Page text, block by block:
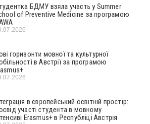
БДМУ взяла участь у Summer
of Preventive Medicine за програмою
горизонти мовної та культурної
в Австрії за програмою
в європейський освітній простір:
участі студента в мовному
Erasmus+ в Республіці Австрія